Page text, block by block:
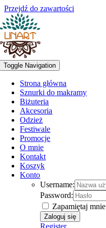
Przejdź do zawartości
Toggle Navigation
Strona główna
Sznurki do makramy
Biżuteria
Akcesoria
Odzież
Festiwale
Promocje
O mnie
Kontakt
Koszyk
Konto
Username:
Password:
Zapamiętaj mnie
Register